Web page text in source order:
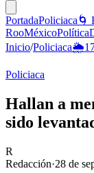
PortadaPoliciaca 🌀
RooMéxicoPolítica
Inicio/Policiaca🌦️
Policiaca
Hallan a
sido
R
Redacción·28 de